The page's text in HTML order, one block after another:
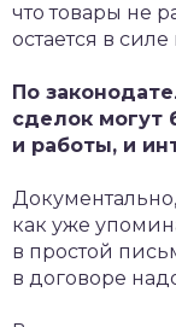
что товары не
остается в
По
сделок могут
и работы, и
как уже
в простой
в договоре